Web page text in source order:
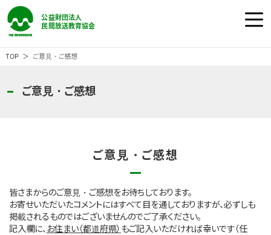
ホーム
民教協の『番組』
民教協とは
TOP ご意見・ご感想
ご意見・ご感想
ご意見・ご感想
皆さまからのご意見・ご感想をお待ちしております。
お寄せいただいたコメントにはすべて目を通しておりますが、必ずしも
掲載されるものではございませんのでご了承ください。
記入欄に、 お住まい（都道府県） もご記入いただければ幸いです（任